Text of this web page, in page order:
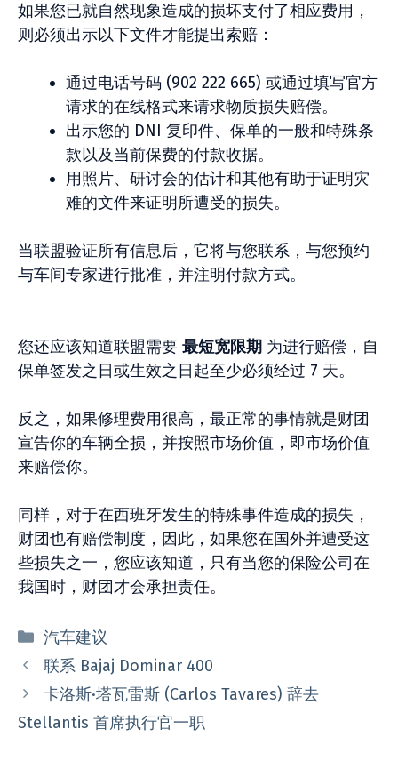
如果您已就自然现象造成的损坏支付了相应费用，
则必须出示以下文件才能提出索赔：
通过电话号码 (902 222 665) 或通过填写官方
请求的在线格式来请求物质损失赔偿。
出示您的 DNI 复印件、保单的一般和特殊条
款以及当前保费的付款收据。
用照片、研讨会的估计和其他有助于证明灾
难的文件来证明所遭受的损失。
当联盟验证所有信息后，它将与您联系，与您预约
与车间专家进行批准，并注明付款方式。
您还应该知道联盟需要 最短宽限期 为进行赔偿，自
保单签发之日或生效之日起至少必须经过 7 天。
反之，如果修理费用很高，最正常的事情就是财团
宣告你的车辆全损，并按照市场价值，即市场价值
来赔偿你。
同样，对于在西班牙发生的特殊事件造成的损失，
财团也有赔偿制度，因此，如果您在国外并遭受这
些损失之一，您应该知道，只有当您的保险公司在
我国时，财团才会承担责任。
分
类
汽车建议
联系 Bajaj Dominar 400
卡洛斯·塔瓦雷斯 (Carlos Tavares) 辞去
Stellantis 首席执行官一职